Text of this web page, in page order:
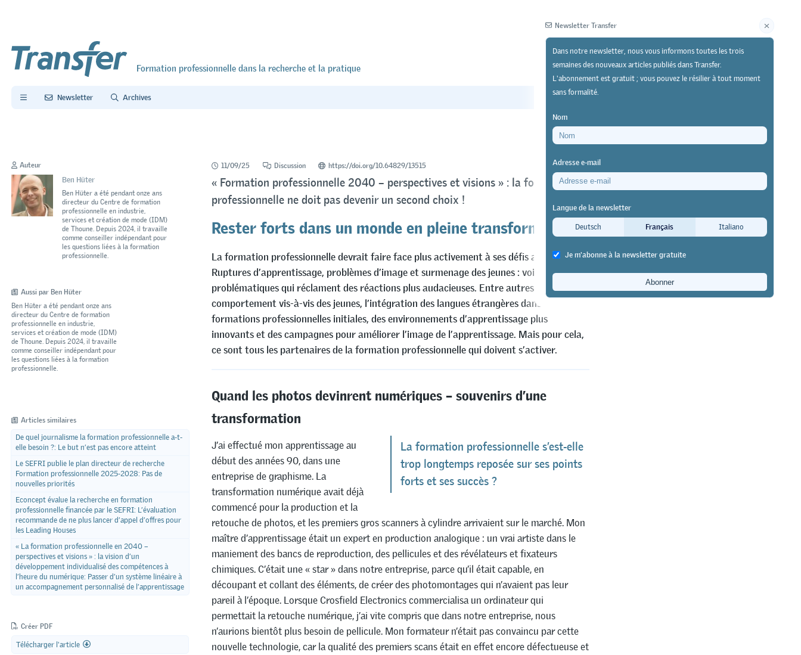
Formation professionnelle dans la recherche et la pratique Éditeur
Newsletter Archives
Auteur
Ben Hüter
Ben Hüter a été pendant onze ans
directeur du Centre de formation
professionnelle en industrie,
services et création de mode (IDM)
de Thoune. Depuis 2024, il travaille
comme conseiller indépendant pour
les questions liées à la formation
professionnelle.
Aussi par Ben Hüter
Ben Hüter a été pendant onze ans
directeur du Centre de formation
professionnelle en industrie,
services et création de mode (IDM)
de Thoune. Depuis 2024, il travaille
comme conseiller indépendant pour
les questions liées à la formation
professionnelle.
Articles similaires
De quel journalisme la formation professionnelle a-t-
elle besoin ?: Le but n’est pas encore atteint
Le SEFRI publie le plan directeur de recherche
Formation professionnelle 2025-2028: Pas de
nouvelles priorités
Econcept évalue la recherche en formation
professionnelle financée par le SEFRI: L’évaluation
recommande de ne plus lancer d’appel d’offres pour
les Leading Houses
« La formation professionnelle en 2040 –
perspectives et visions » : la vision d’un
développement individualisé des compétences à
l’heure du numérique: Passer d’un système linéaire à
un accompagnement personnalisé de l’apprentissage
Créer PDF
Télécharger l'article
11/09/25 Discussion https://doi.org/10.64829/13515
« Formation professionnelle 2040 – perspectives et visions » : la formation
professionnelle ne doit pas devenir un second choix !
Rester forts dans un monde en pleine transformation
La formation professionnelle devrait faire face plus activement à ses défis actuels.
Ruptures d’apprentissage, problèmes d’image et surmenage des jeunes : voici trois
problématiques qui réclament des réactions plus audacieuses. Entre autres, un meilleur
comportement vis-à-vis des jeunes, l’intégration des langues étrangères dans toutes les
formations professionnelles initiales, des environnements d’apprentissage plus
innovants et des campagnes pour améliorer l’image de l’apprentissage. Mais pour cela,
ce sont tous les partenaires de la formation professionnelle qui doivent s’activer.
Quand les photos devinrent numériques – souvenirs d’une
transformation
La formation professionnelle s’est-elle
trop longtemps reposée sur ses points
forts et ses succès ?
J’ai effectué mon apprentissage au
début des années 90, dans une
entreprise de graphisme. La
transformation numérique avait déjà
commencé pour la production et la
retouche de photos, et les premiers gros scanners à cylindre arrivaient sur le marché. Mon
maître d’apprentissage était un expert en production analogique : un vrai artiste dans le
maniement des bancs de reproduction, des pellicules et des révélateurs et fixateurs
chimiques. C’était une « star » dans notre entreprise, parce qu’il était capable, en
découpant et collant des éléments, de créer des photomontages qui n’avaient pas leur
pareil à l’époque. Lorsque Crosfield Electronics commercialisa un ordinateur qui
permettait la retouche numérique, j’ai vite compris que dans notre entreprise, nous
n’aurions bientôt plus besoin de pellicule. Mon formateur n’était pas convaincu par cette
nouvelle technologie, car la qualité des premiers scans était en effet encore défectueuse et
Newsletter Transfer
Dans notre newsletter, nous vous informons toutes les trois
semaines des nouveaux articles publiés dans Transfer.
L'abonnement est gratuit ; vous pouvez le résilier à tout moment
sans formalité.
Nom
Adresse e-mail
Langue de la newsletter
Deutsch
Français Italiano
Je m'abonne à la newsletter gratuite